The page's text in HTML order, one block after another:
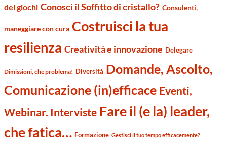
dei giochi Conosci il Soffitto di cristallo? Consulenti,
maneggiare con cura Costruisci la tua
resilienza Creatività e innovazione Delegare
Dimissioni, che problema! Diversità Domande, Ascolto,
Comunicazione (in)efficace Eventi,
Webinar. Interviste Fare il (e la) leader,
che fatica… Formazione Gestisci il tuo tempo efficacemente?